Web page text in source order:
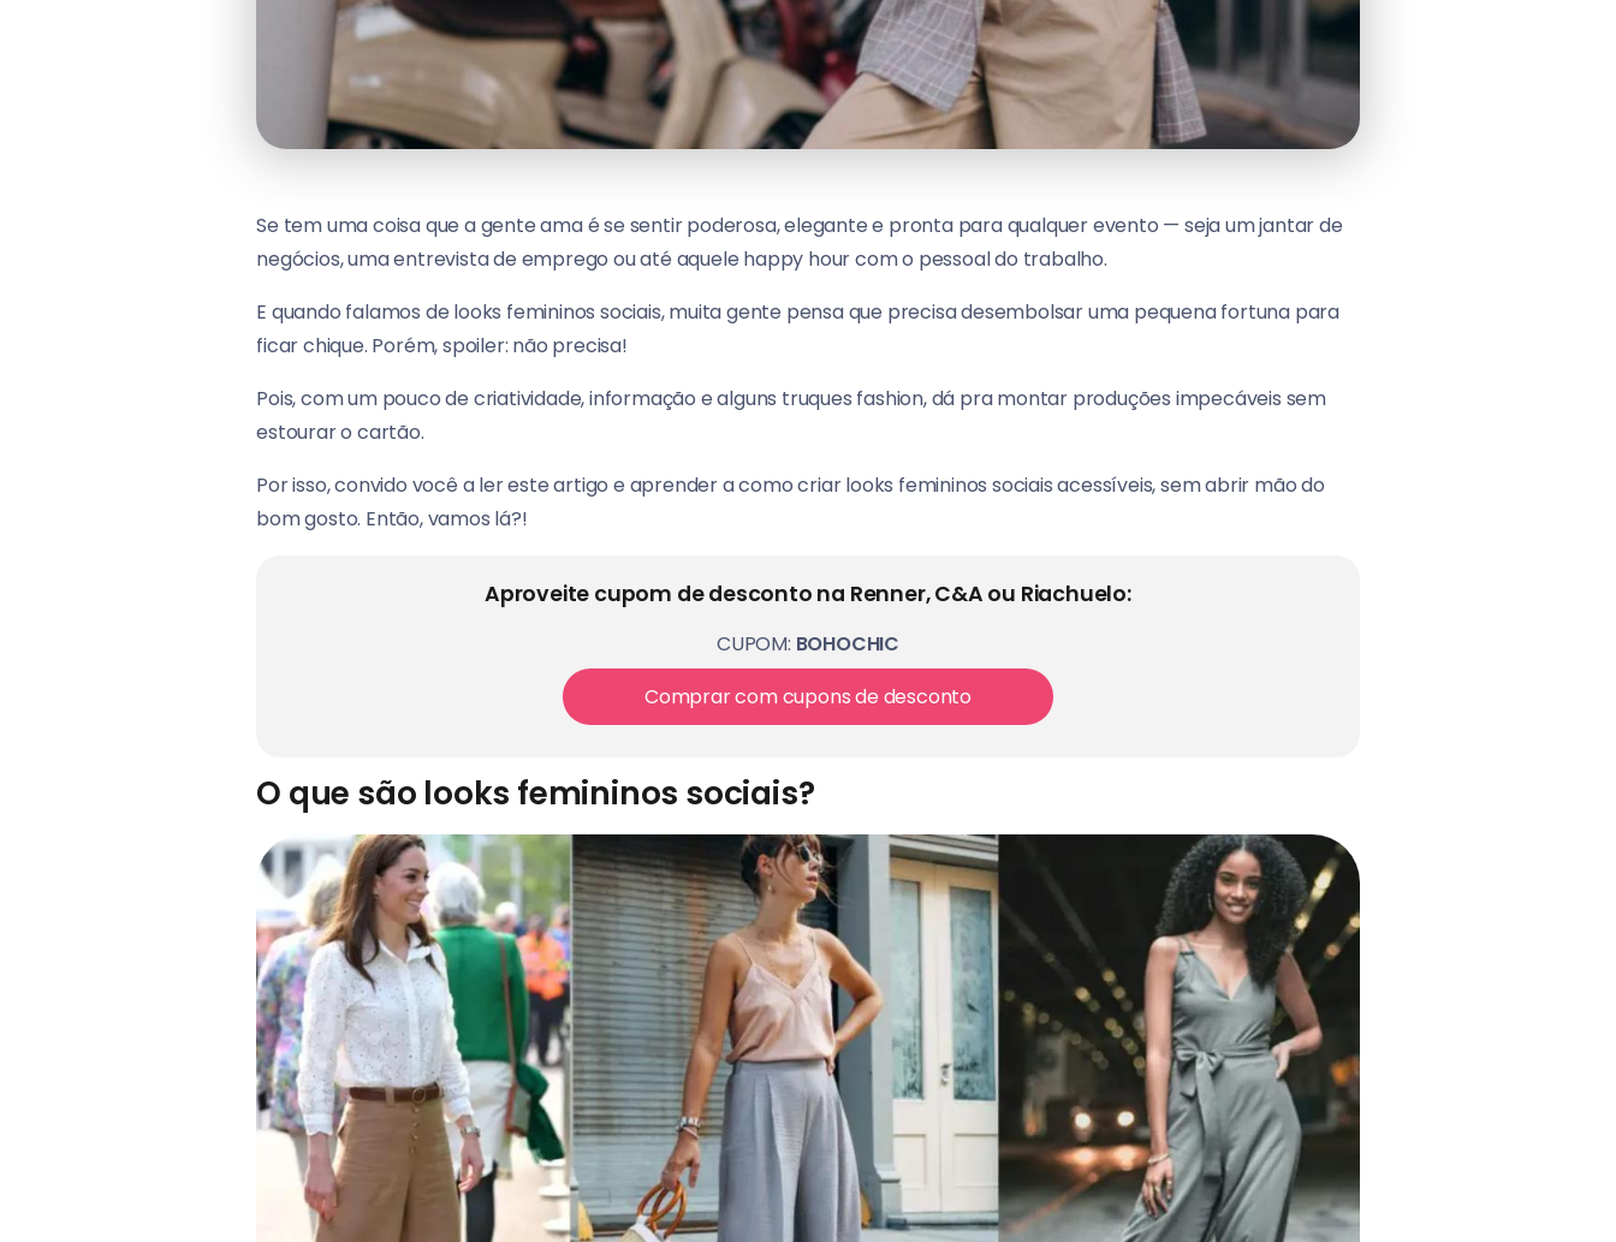
Se tem uma coisa que a gente ama é se sentir poderosa, elegante e pronta para qualquer evento — seja um jantar de
negócios, uma entrevista de emprego ou até aquele happy hour com o pessoal do trabalho.
E quando falamos de looks femininos sociais, muita gente pensa que precisa desembolsar uma pequena fortuna para
ficar chique. Porém, spoiler: não precisa!
Pois, com um pouco de criatividade, informação e alguns truques fashion, dá pra montar produções impecáveis sem
estourar o cartão.
Por isso, convido você a ler este artigo e aprender a como criar looks femininos sociais acessíveis, sem abrir mão do
bom gosto. Então, vamos lá?!
Aproveite cupom de desconto na Renner, C&A ou Riachuelo:
CUPOM: BOHOCHIC
Comprar com cupons de desconto
O que são looks femininos sociais?